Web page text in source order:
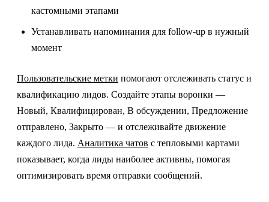
кастомными этапами
Устанавливать напоминания для follow-up в нужный
момент
Пользовательские метки помогают отслеживать статус и
квалификацию лидов. Создайте этапы воронки —
Новый, Квалифицирован, В обсуждении, Предложение
отправлено, Закрыто — и отслеживайте движение
каждого лида. Аналитика чатов с тепловыми картами
показывает, когда лиды наиболее активны, помогая
оптимизировать время отправки сообщений.